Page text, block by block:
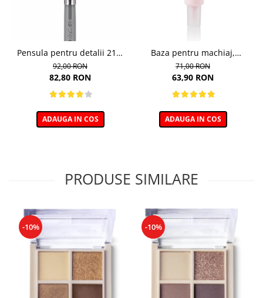
Pensula pentru detalii 217,
Boho Beauty Smudge
92,00 RON
82,80 RON
ADAUGA IN COS
Baza pentru machiaj,
Illuminating Make-up Base -
30ml
71,00 RON
63,90 RON
ADAUGA IN COS
PRODUSE SIMILARE
-10% -10%